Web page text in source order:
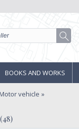
BOOKS AND WORKS
vehicle